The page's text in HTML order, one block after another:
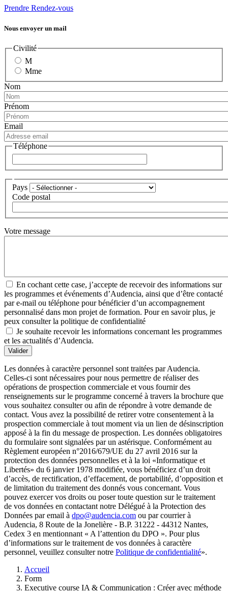
Prendre Rendez-vous
Nous envoyer un mail
Civilité
M
Mme
Nom
Prénom
Email
Téléphone
Adresse
Pays
Code postal
Votre message
En cochant cette case, j’accepte de recevoir des informations sur
les programmes et événements d’Audencia, ainsi que d’être contacté
par e-mail ou téléphone pour bénéficier d’un accompagnement
personnalisé dans mon projet de formation. Pour en savoir plus, je
peux consulter la politique de confidentialité
Je souhaite recevoir les informations concernant les programmes
et les actualités d’Audencia.
Valider
Les données à caractère personnel sont traitées par Audencia.
Celles-ci sont nécessaires pour nous permettre de réaliser des
opérations de prospection commerciale et vous fournir des
renseignements sur le programme concerné à travers la brochure que
vous souhaitez consulter ou afin de répondre à votre demande de
contact. Vous avez la possibilité de retirer votre consentement à la
prospection commerciale à tout moment via un lien de désinscription
apposé à la fin du message de prospection. Les données obligatoires
du formulaire sont signalées par un astérisque. Conformément au
Règlement européen n°2016/679/UE du 27 avril 2016 sur la
protection des données personnelles et à la loi «Informatique et
Libertés» du 6 janvier 1978 modifiée, vous bénéficiez d’un droit
d’accès, de rectification, d’effacement, de portabilité, d’opposition et
de limitation du traitement des donnés vous concernant. Vous
pouvez exercer vos droits ou poser toute question sur le traitement
de vos données en contactant notre Délégué à la Protection des
Données par email à dpo@audencia.com ou par courrier à
Audencia, 8 Route de la Jonelière - B.P. 31222 - 44312 Nantes,
Cedex 3 en mentionnant « A l’attention du DPO ». Pour plus
d’informations sur le traitement de vos données à caractère
personnel, veuillez consulter notre Politique de confidentialité».
d'Ariane
Accueil
Form
Executive course IA & Communication : Créer avec méthode